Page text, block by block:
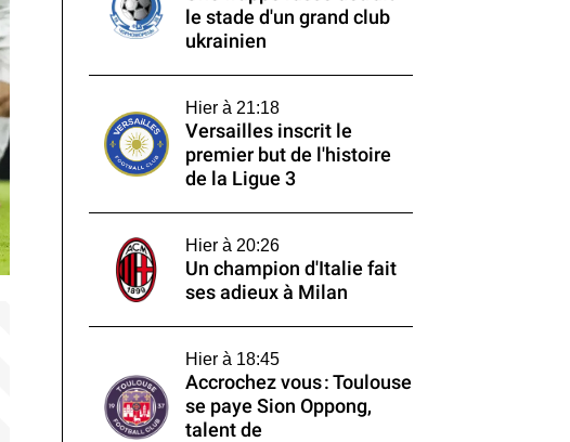
le stade d'un grand club
ukrainien
Hier à 21:18
Versailles inscrit le
premier but de l'histoire
de la Ligue 3
Hier à 20:26
Un champion d'Italie fait
ses adieux à Milan
Hier à 18:45
Accrochez vous : Toulouse
se paye Sion Oppong,
talent de